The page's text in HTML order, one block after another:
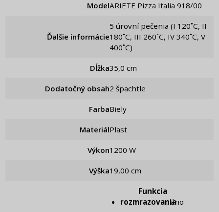
Model ARIETE Pizza Italia 918/00
Ďalšie informácie
5 úrovní pečenia (I 120˚C, II
180˚C, III 260˚C, IV 340˚C, V
400˚C)
Dĺžka 35,0 cm
Dodatočný obsah 2 špachtle
Farba Biely
Materiál Plast
Výkon 1200 W
Výška 19,00 cm
Funkcia
rozmrazovania
: áno